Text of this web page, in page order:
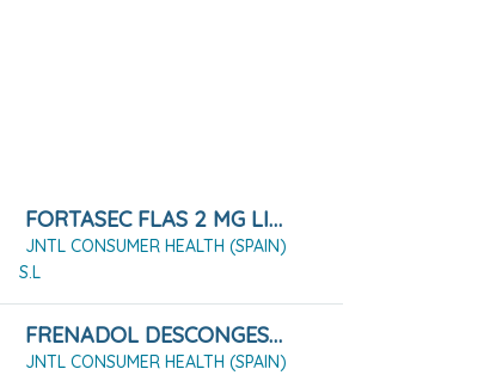
FORTASEC FLAS 2 MG LIOFILIZADO ORAL, 12 LIOFILIZADOS
JNTL CONSUMER HEALTH (SPAIN)
S.L
FRENADOL DESCONGESTIVO CÁPSULAS DURAS 16 CÁPSULAS
JNTL CONSUMER HEALTH (SPAIN)